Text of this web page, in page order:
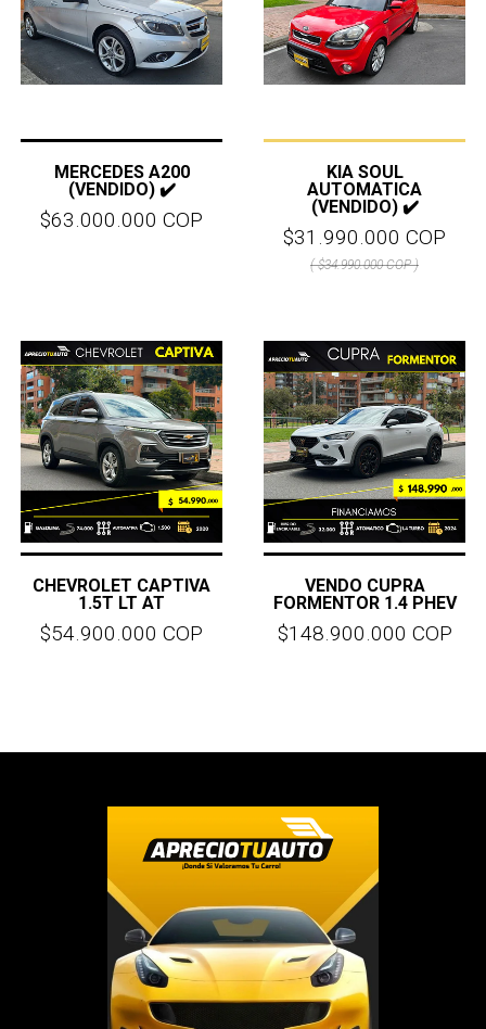
MERCEDES A200
(VENDIDO) ✔️
$63.000.000 COP
KIA SOUL
AUTOMATICA
(VENDIDO) ✔️
$31.990.000 COP
( $34.990.000 COP )
CHEVROLET CAPTIVA
1.5T LT AT
$54.900.000 COP
VENDO CUPRA
FORMENTOR 1.4 PHEV
$148.900.000 COP